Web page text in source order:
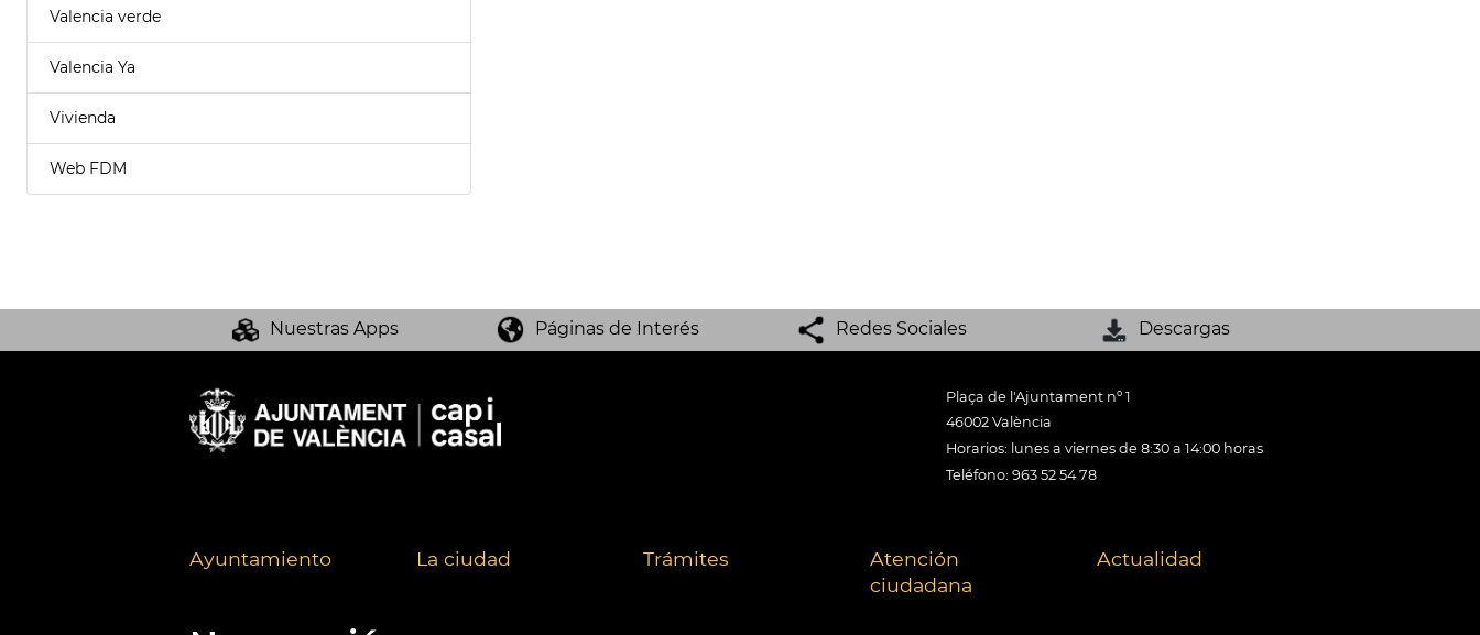
Valencia verde
Valencia Ya
Vivienda
Web FDM
Nuestras Apps Páginas de Interés Redes Sociales Descargas
Plaça de l'Ajuntament nº 1
46002 València
Horarios: lunes a viernes de 8:30 a 14:00 horas
Teléfono: 963 52 54 78
Ayuntamiento La ciudad Trámites
Atención
ciudadana
Actualidad